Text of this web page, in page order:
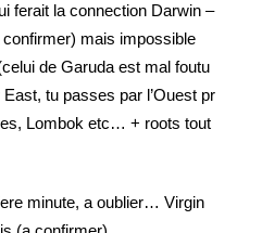
ferait la connection Darwin –
mais impossible
de Garuda est mal foutu
tu passes par l’Ouest pr
Lombok etc… + roots tout
minute, a oublier… Virgin